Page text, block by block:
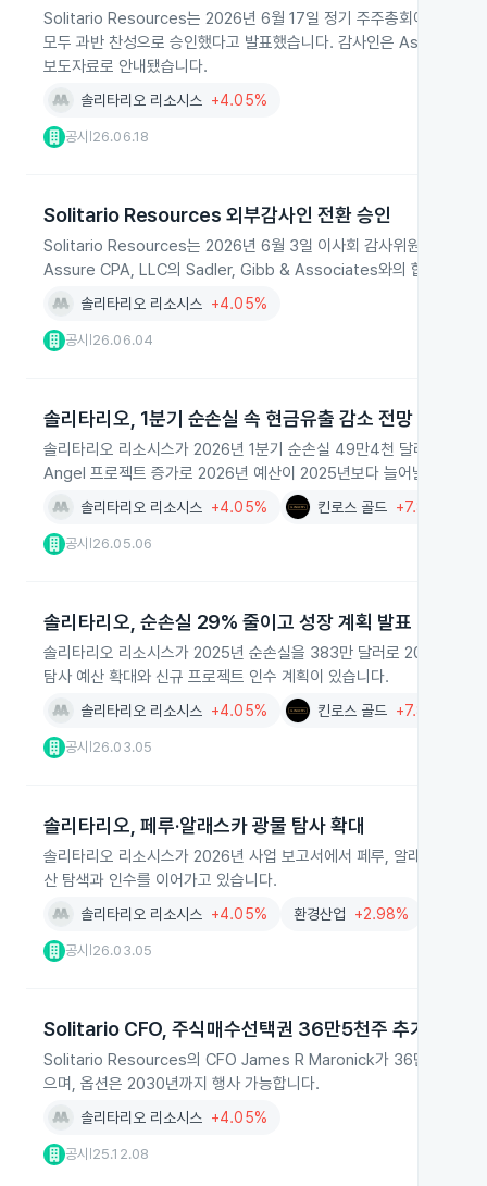
Solitario Resources는 2026년 6월 17일 정기 주주총회에서 6인
모두 과반 찬성으로 승인했다고 발표했습니다. 감사인은 Assure
보도자료로 안내됐습니다.
솔리타리오 리소시스 +4.05%
공시 26.06.18
Solitario Resources 외부감사인 전환 승인
Solitario Resources는 2026년 6월 3일 이사회 감사위원회에서
Assure CPA, LLC의 Sadler, Gibb & Associates와의 합병으로 인
솔리타리오 리소시스 +4.05%
공시 26.06.04
솔리타리오, 1분기 순손실 속 현금유출 감소 전망
솔리타리오 리소시스가 2026년 1분기 순손실 49만4천 달러를 기
Angel 프로젝트 증가로 2026년 예산이 2025년보다 늘어날 전망입
솔리타리오 리소시스 +4.05% 킨로스 골드 +7.88%
공시 26.05.06
솔리타리오, 순손실 29% 줄이고 성장 계획 발표
솔리타리오 리소시스가 2025년 순손실을 383만 달러로 2024년보
탐사 예산 확대와 신규 프로젝트 인수 계획이 있습니다.
솔리타리오 리소시스 +4.05% 킨로스 골드 +7.88%
공시 26.03.05
솔리타리오, 페루·알래스카 광물 탐사 확대
솔리타리오 리소시스가 2026년 사업 보고서에서 페루, 알래스카,
산 탐색과 인수를 이어가고 있습니다.
솔리타리오 리소시스 +4.05% 환경산업 +2.98%
공시 26.03.05
Solitario CFO, 주식매수선택권 36만5천주 추가 취득
Solitario Resources의 CFO James R Maronick가 36만5,000주
으며, 옵션은 2030년까지 행사 가능합니다.
솔리타리오 리소시스 +4.05%
공시 25.12.08